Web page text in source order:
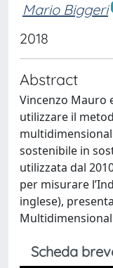
Mario Biggeri
2018
Abstract
Vincenzo Mauro
utilizzare il
sostenibile in
utilizzata dal
per misurare
inglese),
Scheda